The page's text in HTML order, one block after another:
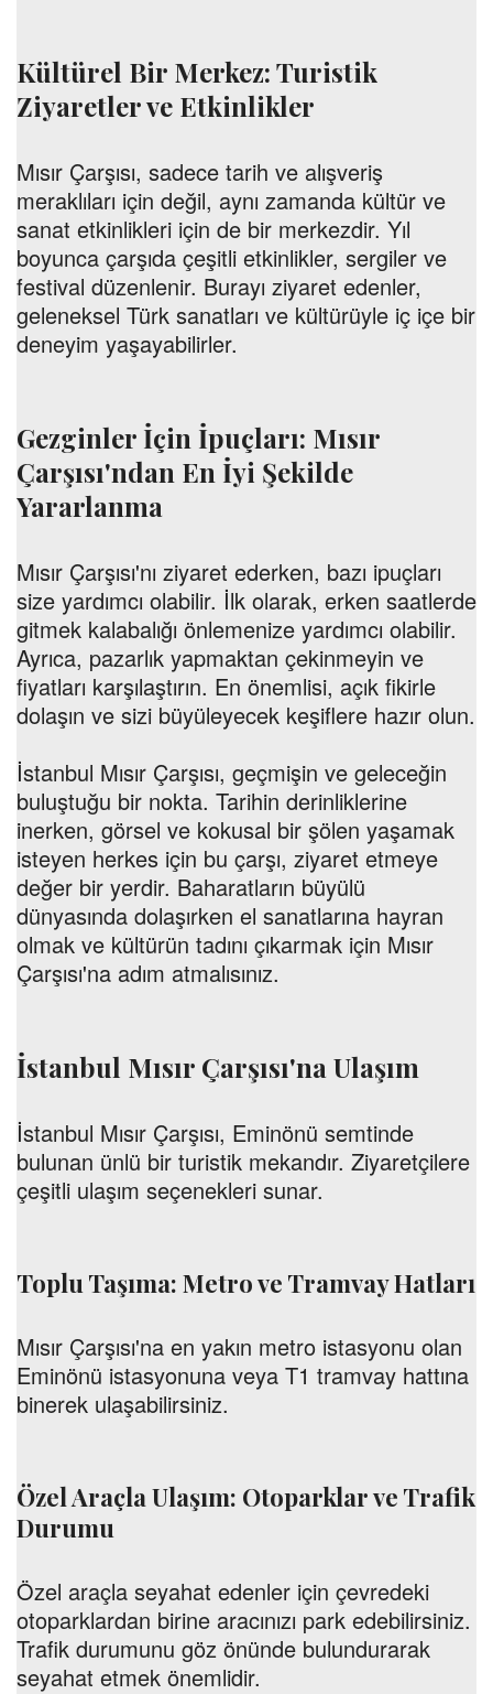
Kültürel Bir Merkez: Turistik
Ziyaretler ve Etkinlikler
Mısır Çarşısı, sadece tarih ve alışveriş
meraklıları için değil, aynı zamanda kültür ve
sanat etkinlikleri için de bir merkezdir. Yıl
boyunca çarşıda çeşitli etkinlikler, sergiler ve
festival düzenlenir. Burayı ziyaret edenler,
geleneksel Türk sanatları ve kültürüyle iç içe bir
deneyim yaşayabilirler.
Gezginler İçin İpuçları: Mısır
Çarşısı'ndan En İyi Şekilde
Yararlanma
Mısır Çarşısı'nı ziyaret ederken, bazı ipuçları
size yardımcı olabilir. İlk olarak, erken saatlerde
gitmek kalabalığı önlemenize yardımcı olabilir.
Ayrıca, pazarlık yapmaktan çekinmeyin ve
fiyatları karşılaştırın. En önemlisi, açık fikirle
dolaşın ve sizi büyüleyecek keşiflere hazır olun.
İstanbul Mısır Çarşısı, geçmişin ve geleceğin
buluştuğu bir nokta. Tarihin derinliklerine
inerken, görsel ve kokusal bir şölen yaşamak
isteyen herkes için bu çarşı, ziyaret etmeye
değer bir yerdir. Baharatların büyülü
dünyasında dolaşırken el sanatlarına hayran
olmak ve kültürün tadını çıkarmak için Mısır
Çarşısı'na adım atmalısınız.
İstanbul Mısır Çarşısı'na Ulaşım
İstanbul Mısır Çarşısı, Eminönü semtinde
bulunan ünlü bir turistik mekandır. Ziyaretçilere
çeşitli ulaşım seçenekleri sunar.
Toplu Taşıma: Metro ve Tramvay Hatları
Mısır Çarşısı'na en yakın metro istasyonu olan
Eminönü istasyonuna veya T1 tramvay hattına
binerek ulaşabilirsiniz.
Özel Araçla Ulaşım: Otoparklar ve Trafik
Durumu
Özel araçla seyahat edenler için çevredeki
otoparklardan birine aracınızı park edebilirsiniz.
Trafik durumunu göz önünde bulundurarak
seyahat etmek önemlidir.